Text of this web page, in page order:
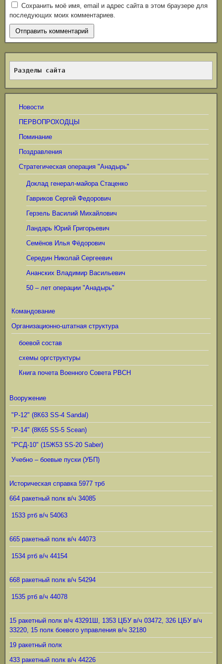
Сохранить моё имя, email и адрес сайта в этом браузере для
последующих моих комментариев.
Разделы сайта
Новости
ПЕРВОПРОХОДЦЫ
Поминание
Поздравления
Стратегическая операция "Анадырь"
Доклад генерал-майора Стаценко
Гавриков Сергей Федорович
Герзель Василий Михайлович
Ландарь Юрий Григорьевич
Семёнов Илья Фёдорович
Середин Николай Сергеевич
Ананских Владимир Васильевич
50 – лет операции "Анадырь"
Командование
Организационно-штатная структура
боевой состав
схемы оргструктуры
Книга почета Военного Совета РВСН
Вооружение
"Р-12" (8К63 SS-4 Sandal)
"Р-14" (8К65 SS-5 Scean)
"РСД-10" (15Ж53 SS-20 Saber)
Учебно – боевые пуски (УБП)
Историческая справка 5977 трб
664 ракетный полк в/ч 34085
1533 ртб в/ч 54063
665 ракетный полк в/ч 44073
1534 ртб в/ч 44154
668 ракетный полк в/ч 54294
1535 ртб в/ч 44078
15 ракетный полк в/ч 43291Ш, 1353 ЦБУ в/ч 03472, 326 ЦБУ в/ч
33220, 15 полк боевого управления в/ч 32180
19 ракетный полк
433 ракетный полк в/ч 44226